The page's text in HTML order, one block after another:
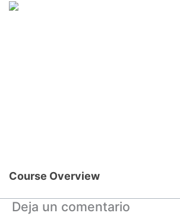
Course Overview
Deja un comentario